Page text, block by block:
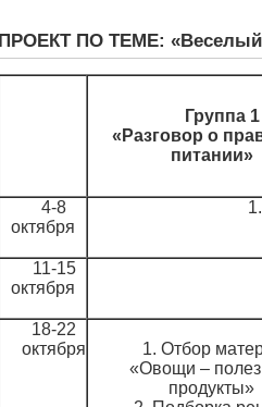
ПРОЕКТ ПО ТЕМЕ: «Веселый
Группа 1
«Разговор о
питании»
4-8
октября
11-15
октября
18-22
октября
1. Отбор
«Овощи –
продукты»